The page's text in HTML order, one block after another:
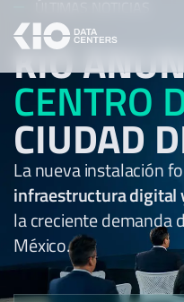
KIO
CENTRO
CIUDAD
La nueva instalación
infraestructura digital
la creciente demanda
México.